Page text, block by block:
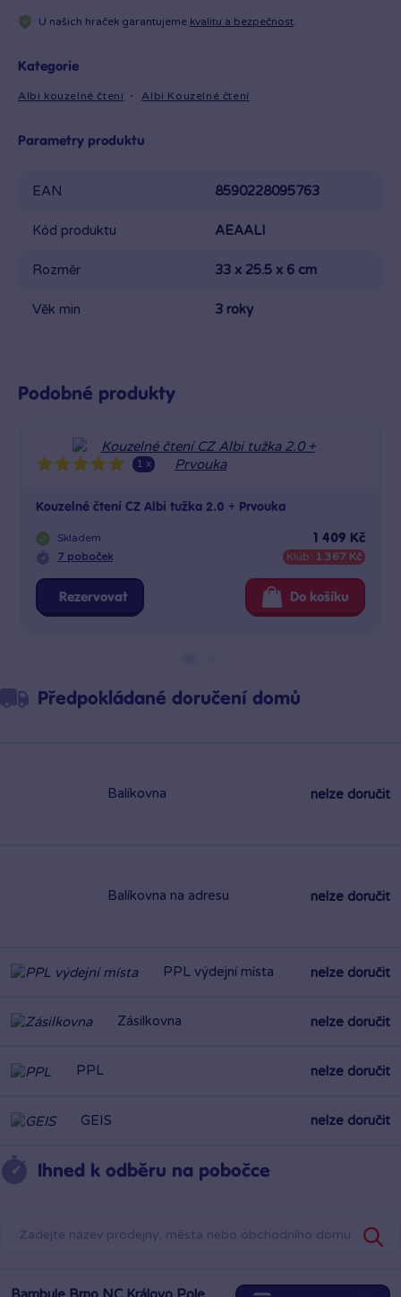
U našich hraček garantujeme kvalitu a bezpečnost.
Kategorie
Albi kouzelné čtení Albi Kouzelné čtení
Parametry produktu
EAN 8590228095763
Kód produktu AEAALI
Rozměr 33 x 25.5 x 6 cm
Věk min 3 roky
Podobné produkty
1 x
Kouzelné čtení CZ Albi tužka 2.0 + Prvouka
Skladem
7 poboček
1 409 Kč
Klub: 1 367 Kč
Rezervovat Do košíku
Předpokládané doručení domů
Balíkovna nelze doručit
Zásilkovna nelze doručit
PPL nelze doručit
GEIS nelze doručit
Ihned k odběru na pobočce
Bambule Brno NC Královo Pole